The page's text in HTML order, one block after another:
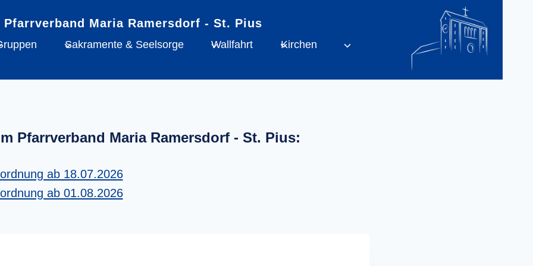
Sakramente & Seelsorge Wallfahrt Kirchen
Pfarrverband Maria Ramersdorf - St. Pius:
ab 18.07.2026
ab 01.08.2026